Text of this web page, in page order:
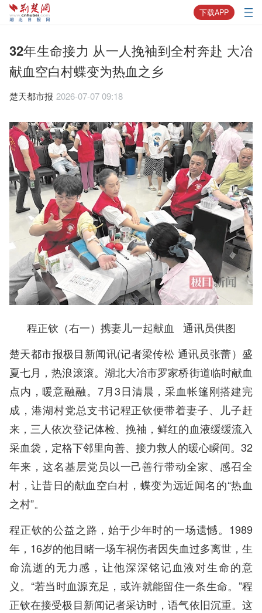
下载APP
32年生命接力 从一人挽袖到全村奔赴 大冶
献血空白村蝶变为热血之乡
楚天都市报 2026-07-07 09:18
程正钦（右一）携妻儿一起献血 通讯员供图
楚天都市报极目新闻讯(记者梁传松 通讯员张蕾）盛
夏七月，热浪滚滚。湖北大冶市罗家桥街道临时献血
点内，暖意融融。7月3日清晨，采血帐篷刚搭建完
成，港湖村党总支书记程正钦便带着妻子、儿子赶
来，三人依次登记体检、挽袖，鲜红的血液缓缓流入
采血袋，定格下邻里向善、接力救人的暖心瞬间。32
年来，这名基层党员以一己善行带动全家、感召全
村，让昔日的献血空白村，蝶变为远近闻名的“热血
之村”。
程正钦的公益之路，始于少年时的一场遗憾。1989
年，16岁的他目睹一场车祸伤者因失血过多离世，生
命流逝的无力感，让他深深铭记血液对生命的意
义。“若当时血源充足，或许就能留住一条生命。”程
正钦在接受极目新闻记者采访时，语气依旧沉重。这